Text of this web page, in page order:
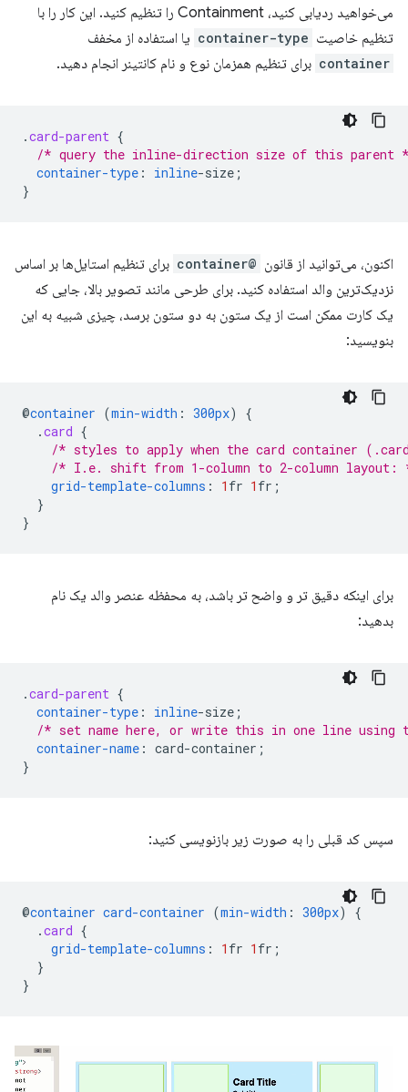
می‌خواهید ردیابی کنید، Containment را تنظیم کنید. این کار را با
تنظیم خاصیت container-type یا استفاده از مخفف
container برای تنظیم همزمان نوع و نام کانتینر انجام دهید.
.card-parent {
/* query the inline-direction size of this parent
container-type : inline-size ;
}
اکنون، می‌توانید از قانون @container
برای تنظیم استایل‌ها بر اساس
نزدیک‌ترین والد استفاده کنید. برای طرحی مانند تصویر بالا، جایی که
یک کارت ممکن است از یک ستون به دو ستون برسد، چیزی شبیه به این
بنویسید:
@container (min-width : 300px)
{
.card {
/* styles to apply when the card container
/* I.e. shift from 1-column to 2-column layout:
grid-template-columns : 1 fr 1 fr ;
}
}
برای اینکه دقیق تر و واضح تر باشد، به محفظه عنصر والد یک نام
بدهید:
.card-parent {
container-type : inline-size ;
/* set name here, or write this in one line using
container-name : card-container ;
}
سپس کد قبلی را به صورت زیر بازنویسی کنید:
@container card-container (min-width : 300px)
{
.card {
grid-template-columns : 1 fr 1 fr ;
}
}